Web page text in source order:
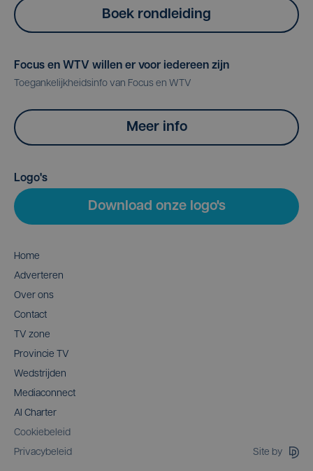
Boek rondleiding
Focus en WTV willen er voor iedereen zijn
Toegankelijkheidsinfo van Focus en WTV
Meer info
Logo's
Download onze logo's
Home
Adverteren
Over ons
Contact
TV zone
Provincie TV
Wedstrijden
Mediaconnect
AI Charter
Cookiebeleid
Privacybeleid
Site by